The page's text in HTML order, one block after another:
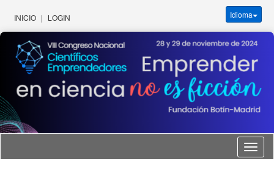
INICIO | LOGIN Idioma
Idioma